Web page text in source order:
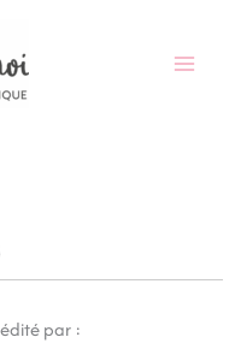
par :